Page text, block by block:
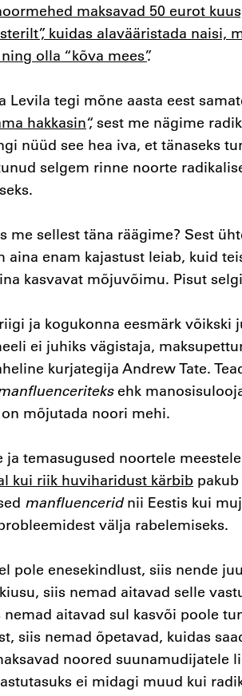
maksavad 50 eurot
kuidas alavääristada naisi,
olla “kõva mees”.
Levila tegi mõne aasta eest
hakkasin“, sest me nägime
nüüd see hea iva, et tänaseks
selgem rinne noorte
me sellest täna räägime? Sest
aina enam kajastust leiab, kuid
kasvavat mõjuvõimu. Pisut
ja kogukonna eesmärk võikski
ei juhiks vägistaja,
kurjategija Andrew Tate.
ehk
mõjutada noori mehi.
ja temasugused noortele
kui riik huviharidust kärbib
manfluenceridnii Eestis kui
välja rabelemiseks.
pole enesekindlust, siis nende
siis nemad aitavad selle
nemad aitavad sul kasvõi poole
siis nemad õpetavad, kuidas
noored suunamudijatele
ei midagi muud kui